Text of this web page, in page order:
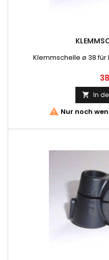
Klemmschelle ø 38
 In
 Nur noch